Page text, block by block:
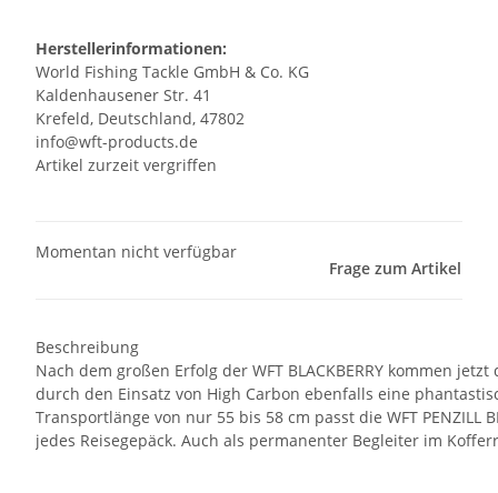
Herstellerinformationen:
World Fishing Tackle GmbH & Co. KG
Kaldenhausener Str. 41
Krefeld, Deutschland, 47802
info@wft-products.de
Artikel zurzeit vergriffen
Momentan nicht verfügbar
Frage zum Artikel
Beschreibung
Nach dem großen Erfolg der WFT BLACKBERRY kommen
durch den Einsatz von High Carbon ebenfalls eine
Transportlänge von nur 55 bis 58 cm passt die WFT PENZILL
jedes Reisegepäck. Auch als permanenter Begleiter im